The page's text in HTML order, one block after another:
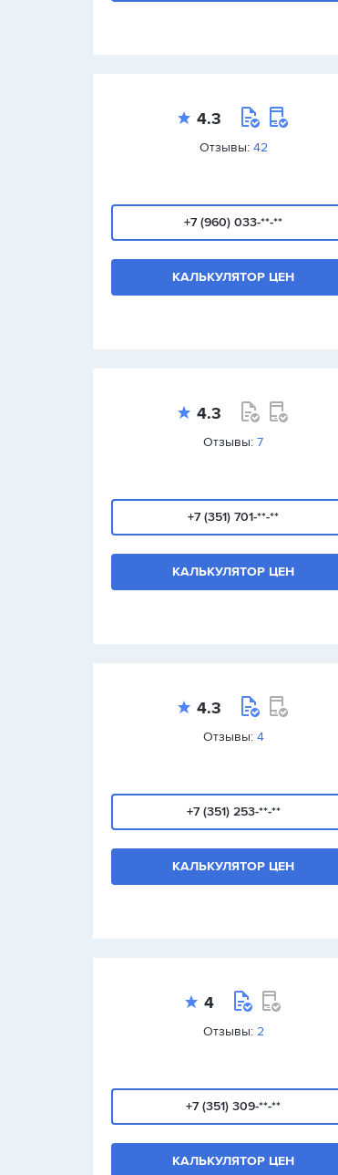
4.3
Отзывы: 42
+7 (960) 033-**-**
КАЛЬКУЛЯТОР ЦЕН
4.3
Отзывы: 7
+7 (351) 701-**-**
КАЛЬКУЛЯТОР ЦЕН
4.3
Отзывы: 4
+7 (351) 253-**-**
КАЛЬКУЛЯТОР ЦЕН
4
Отзывы: 2
+7 (351) 309-**-**
КАЛЬКУЛЯТОР ЦЕН